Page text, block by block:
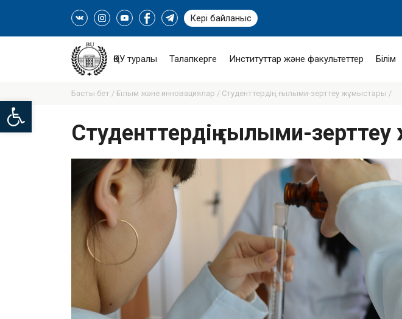
Open toolbar
Кері байланыс
ҚӨУ туралы Талапкерге Институттар және факультеттер Білім
Басты бет / Ғылым және инновациялар / Студенттердің ғылыми-зерттеу жұмыстары /
Студенттердің ғылыми-